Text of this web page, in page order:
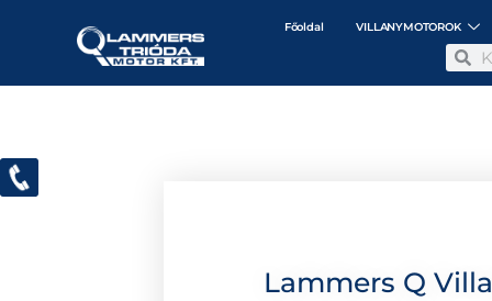
Főoldal VILLANYMOTOROK
Lammers Q